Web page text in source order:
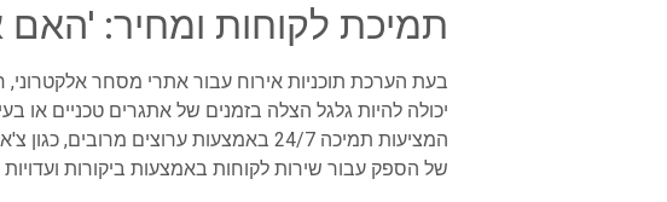
תמיכת לקוחות ומחיר:
בעת הערכת תוכניות אירוח עבור אתרי מסחר
יכולה להיות גלגל הצלה בזמנים של אתגרים טכניים או
המציעות תמיכה 24/7 באמצעות ערוצים
של הספק עבור שירות לקוחות באמצעות ביקורות